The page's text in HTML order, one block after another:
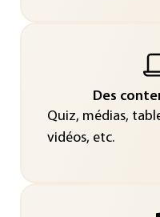
Des
Quiz, médias,
vidéos, etc.